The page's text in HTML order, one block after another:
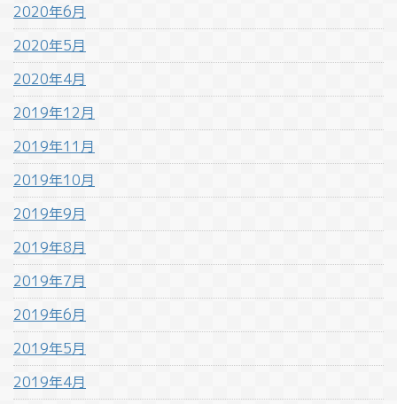
2020年6月
2020年5月
2020年4月
2019年12月
2019年11月
2019年10月
2019年9月
2019年8月
2019年7月
2019年6月
2019年5月
2019年4月